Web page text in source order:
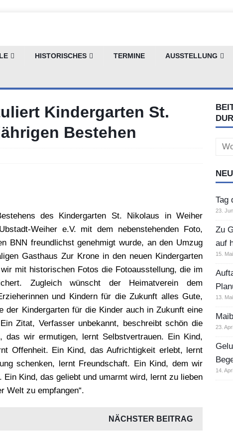
HISTORISCHES TERMINE AUSSTELLUNG
Kindergarten St.
Bestehen
des Kindergarten St. Nikolaus in Weiher
Weiher e.V. mit dem nebenstehenden Foto,
BNN freundlichst genehmigt wurde, an den Umzug
Gasthaus Zur Krone in den neuen Kindergarten
mit historischen Fotos die Fotoausstellung, die im
Zugleich wünscht der Heimatverein dem
und Kindern für die Zukunft alles Gute,
der Kindergarten für die Kinder auch in Zukunft eine
Zitat, Verfasser unbekannt, beschreibt schön die
das wir ermutigen, lernt Selbstvertrauen. Ein Kind,
Offenheit. Ein Kind, das Aufrichtigkeit erlebt, lernt
schenken, lernt Freundschaft. Ein Kind, dem wir
Ein Kind, das geliebt und umarmt wird, lernt zu lieben
Welt zu empfangen“.
NÄCHSTER BEITRAG
for:
Tag
23.
Zu
auf
15.
13.
23.
14.